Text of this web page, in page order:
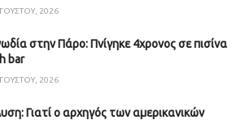
2026
στην Πάρο: Πνίγηκε 4χρονος σε πισίνα
bar
2026
Γιατί ο αρχηγός των αμερικανικών